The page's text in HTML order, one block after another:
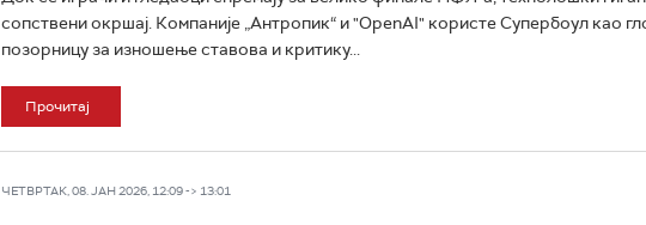
сопствени окршај. Компаније „Антропик“ и "OpenAI" користе Супербоул као
позорницу за изношење ставова и критику...
Прочитај
ЧЕТВРТАК, 08. ЈАН 2026, 12:09 -> 13:01